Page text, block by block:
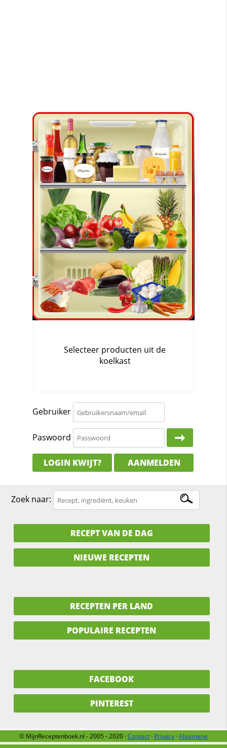
Gebruiker
Paswoord
LOGIN KWIJT? AANMELDEN
Zoek naar:
RECEPT VAN DE DAG
NIEUWE RECEPTEN
RECEPTEN PER LAND
POPULAIRE RECEPTEN
FACEBOOK
PINTEREST
© MijnReceptenboek.nl - 2005 - 2020 ·Contact · Privacy ·Algemene